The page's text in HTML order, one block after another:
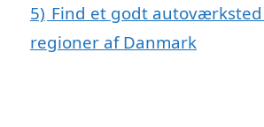
5) Find et godt
regioner af Danmark